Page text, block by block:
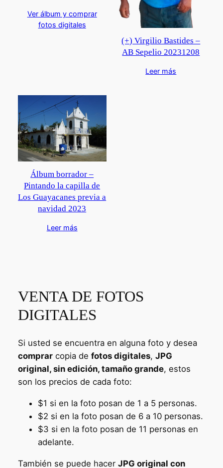
Ver álbum y comprar
fotos digitales
(+) Virgilio Bastides –
AB Sepelio 20231208
Leer más
Álbum borrador –
Pintando la capilla de
Los Guayacanes previa a
navidad 2023
Leer más
VENTA DE FOTOS
DIGITALES
Si usted se encuentra en alguna foto y desea
comprarcopia de fotos digitales, JPG
original, sin edición, tamaño grande, estos
son los precios de cada foto:
$1 si en la foto posan de 1 a 5 personas.
$2 si en la foto posan de 6 a 10 personas.
$3 si en la foto posan de 11 personas en
adelante.
También se puede hacer JPG original con